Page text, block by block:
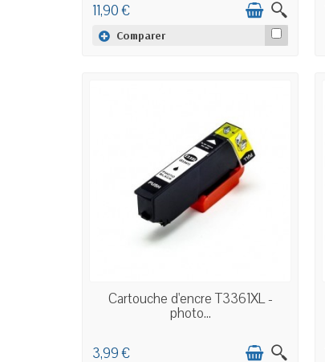
11,90 €
Comparer
EN STOCK
Cartouche d'encre T3361XL -
photo...
3,99 €